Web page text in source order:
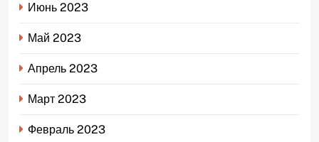
Июнь 2023
Май 2023
Апрель 2023
Март 2023
Февраль 2023